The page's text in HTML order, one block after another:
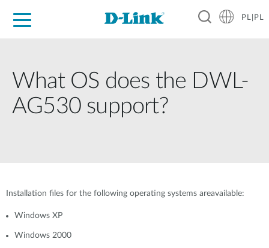
PL|PL
What OS does the DWL-
AG530 support?
Installation files for the following operating systems areavailable:
Windows XP
Windows 2000